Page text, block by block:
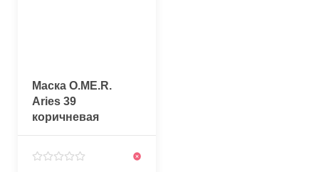
Маска O.ME.R.
Aries 39
коричневая